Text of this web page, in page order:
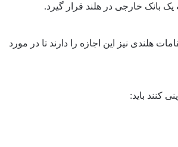
بانک خارجی در هلند قرار گیرد.
هلندی نیز این اجازه را دارند تا در مورد
کنند باید: